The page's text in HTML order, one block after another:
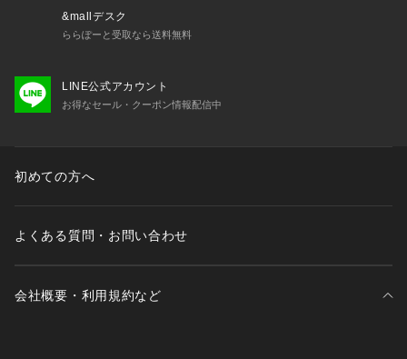
&mallデスク
ららぽーと受取なら送料無料
LINE公式アカウント
お得なセール・クーポン情報配信中
初めての方へ
よくある質問・お問い合わせ
会社概要・利用規約など